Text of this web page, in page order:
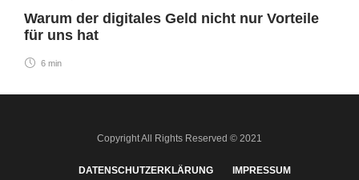
Warum der digitales Geld nicht nur Vorteile
für uns hat
6 min
Copyright All Rights Reserved © 2021
DATENSCHUTZERKLÄRUNG IMPRESSUM